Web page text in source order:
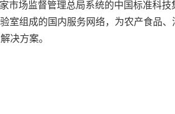
市场监督管理总局系统的中国标准科
组成的国内服务网络，为农产食品
决方案。